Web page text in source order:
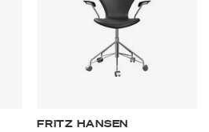
FRITZ HANSEN